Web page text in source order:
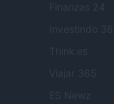
Finanzas 24
Investindo 365
Viajar 365
ES Newz